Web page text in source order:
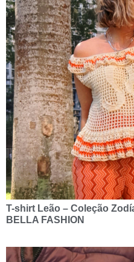
T-shirt Leão – Coleção
BELLA FASHION